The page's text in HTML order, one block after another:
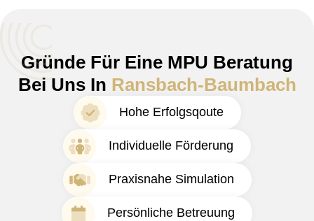
Gründe Für Eine MPU Beratung
Bei Uns In Ransbach-Baumbach
Hohe Erfolgsqoute
Individuelle Förderung
Praxisnahe Simulation
Persönliche Betreuung